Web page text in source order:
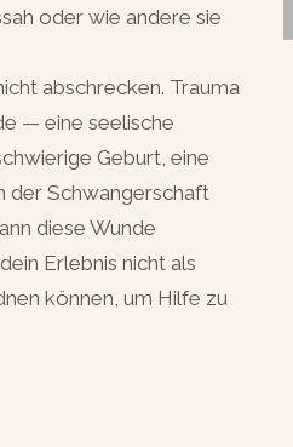
oder wie andere sie
abschrecken. Trauma
— eine seelische
Geburt, eine
der Schwangerschaft
diese Wunde
Erlebnis nicht als
können, um Hilfe zu